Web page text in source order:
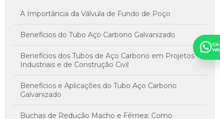
A Importância da Válvula de Fundo de Poço
Benefícios do Tubo Aço Carbono Galvanizado
Benefícios dos Tubos de Aço Carbono em Projetos
Industriais e de Construção Civil
Benefícios e Aplicações do Tubo Aço Carbono
Galvanizado
Buchas de Redução Macho e Fêmea: Como